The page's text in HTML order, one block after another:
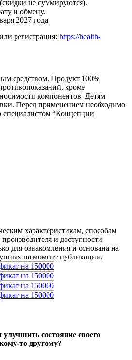
не суммируются).
и обмену.
2027 года.
регистрация: https://health-
средством. Продукт 100%
кроме
компонентов. Детям
Перед применением необходимо
специалистом “Концепции
характеристикам, способам
и доступности
для ознакомления и основана на
на момент публикации.
состояние своего
то другому?